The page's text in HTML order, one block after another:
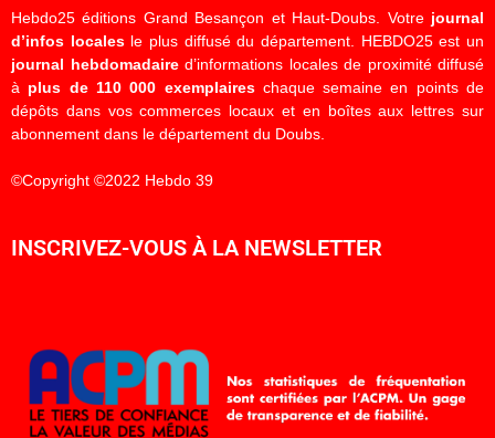
Hebdo25 éditions Grand Besançon et Haut-Doubs. Votre journal
d’infos localesle plus diffusé du département. HEBDO25 est un
journal hebdomadaired’informations locales de proximité diffusé
à plus de 110 000 exemplaireschaque semaine en points de
dépôts dans vos commerces locaux et en boîtes aux lettres sur
abonnement dans le département du Doubs.
©Copyright ©2022 Hebdo 39
INSCRIVEZ-VOUS À LA NEWSLETTER